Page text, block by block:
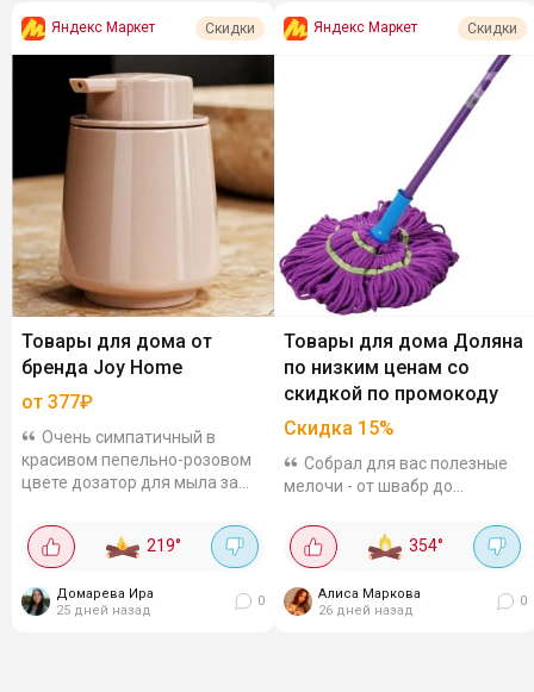
Яндекс Маркет Скидки
Товары для дома от
бренда Joy Home
от 377₽
Очень симпатичный в
красивом пепельно-розовом
цвете дозатор для мыла за
400 мл и прикольная помпа по
дизайну. Для ванной
приглянулся...
219°
Домарева Ира
25 дней назад
0
Яндекс Маркет Скидки
Товары для дома Доляна
по низким ценам со
скидкой по промокоду
Скидка 15%
Собрал для вас полезные
мелочи - от швабр до
выгодным ценам, а с
промокодом ещё дешевле!
что можно взять: Для
уборки:...
354°
Алиса Маркова
26 дней назад
0